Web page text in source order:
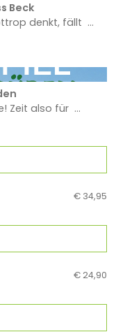
Beck
denkt, fällt ...
Zeit also für ...
€ 34,95
€ 24,90